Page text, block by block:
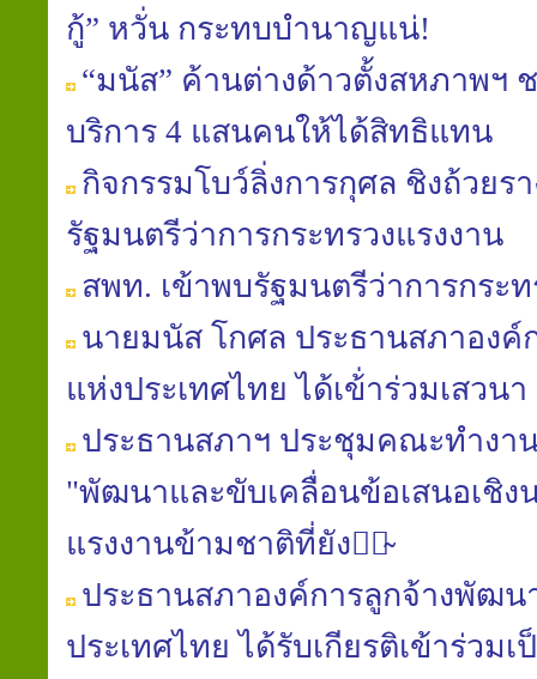
กู้” หวั่น กระทบบำนาญแน่!
“มนัส” ค้านต่างด้าวตั้งสหภาพฯ
บริการ 4 แสนคนให้ได้สิทธิแทน
กิจกรรมโบว์ลิ่งการกุศล ชิงถ้วยร
รัฐมนตรีว่าการกระทรวงแรงงาน
สพท. เข้าพบรัฐมนตรีว่าการกระท
นาย​มนัส​ โกศล​ ประธาน​สภา​องค์
แห่ง​ประเทศไทย​ ได้เข้่าร่วมเสวนา
ประธานสภาฯ ประชุมคณะทำ​งา
"พัฒนา​และ​ขับเคลื่อน​ข้อเสนอ​เชิง​
แรงงาน​ข้ามชาติ​ที่​ยัง​มิ̴
ประธาน​สภา​องค์การ​ลูกจ้าง​พัฒน
ประเทศไทย​ ได้​รับ​เกียรติ​เข้าร่วม​เ